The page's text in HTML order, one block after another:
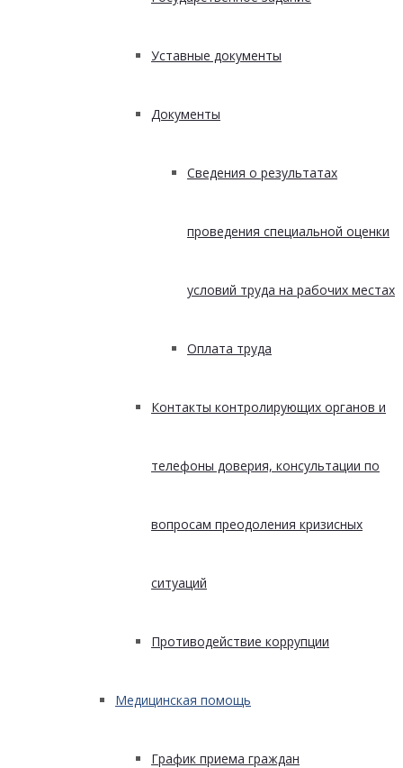
Уставные документы
Документы
Сведения о результатах
проведения специальной оценки
условий труда на рабочих местах
Оплата труда
Контакты контролирующих органов и
телефоны доверия, консультации по
вопросам преодоления кризисных
ситуаций
Противодействие коррупции
Медицинская помощь
График приема граждан